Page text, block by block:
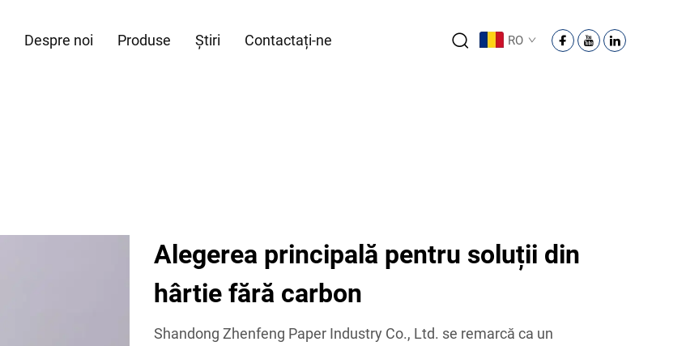
Despre noi Produse Știri Contactați-ne RO
Alegerea principală pentru soluții din
hârtie fără carbon
Shandong Zhenfeng Paper Industry Co., Ltd. se remarcă ca un